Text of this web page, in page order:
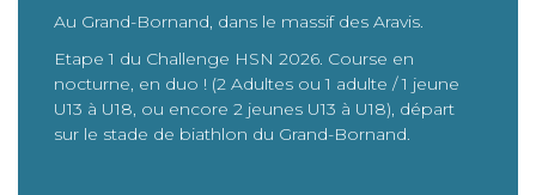
Au Grand-Bornand, dans le massif des Aravis.
Etape 1 du Challenge HSN 2026. Course en
nocturne, en duo ! (2 Adultes ou 1 adulte / 1 jeune
U13 à U18, ou encore 2 jeunes U13 à U18), départ
sur le stade de biathlon du Grand-Bornand.